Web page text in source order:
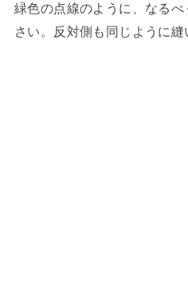
緑色の点線のように、なる
さい。反対側も同じように縫